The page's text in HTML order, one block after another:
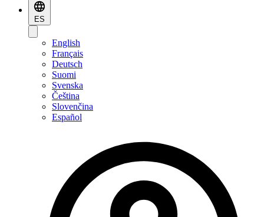
ES
English
Français
Deutsch
Suomi
Svenska
Čeština
Slovenčina
Español